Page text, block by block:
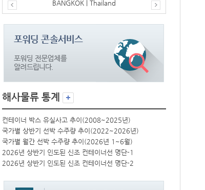
BANGKOK | Thailand
해사물류 통계
컨테이너 박스 유실사고 추이(2008~2025년)
국가별 상반기 선박 수주량 추이(2022~2026년)
국가별 월간 선박 수주량 추이(2026년 1~6월)
2026년 상반기 인도된 신조 컨테이너선 명단-1
2026년 상반기 인도된 신조 컨테이너선 명단-2